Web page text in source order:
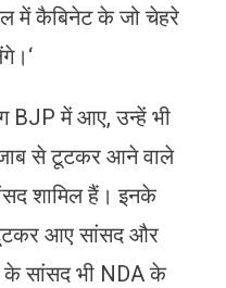
में कैबिनेट के जो चेहरे
BJP में आए, उन्हें भी
से टूटकर आने वाले
शामिल हैं। इनके
आए सांसद और
के सांसद भी NDA के